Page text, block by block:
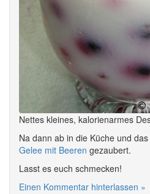
Nettes kleines, kalorienarmes
Na dann ab in die Küche und
Gelee mit Beeren gezaubert.
Lasst es euch schmecken!
Einen Kommentar hinterlassen »